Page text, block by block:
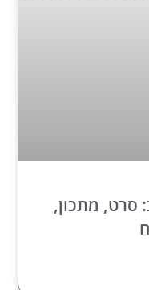
סרט, מתכון,